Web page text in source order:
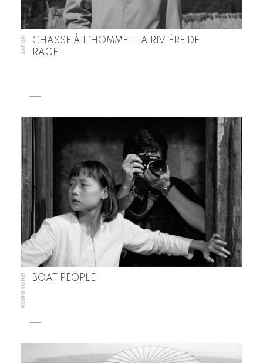
JAPON
CHASSE À L’HOMME : LA RIVIÈRE DE
RAGE
HONG KONG BOAT PEOPLE